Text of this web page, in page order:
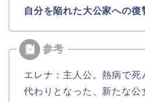
自分を陥れた大公家への
エレナ：主人公。熱病で死
代わりとなった、新たな公